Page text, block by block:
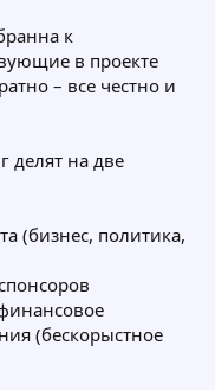
к
в проекте
– все честно и
делят на две
(бизнес, политика,
(бескорыстное